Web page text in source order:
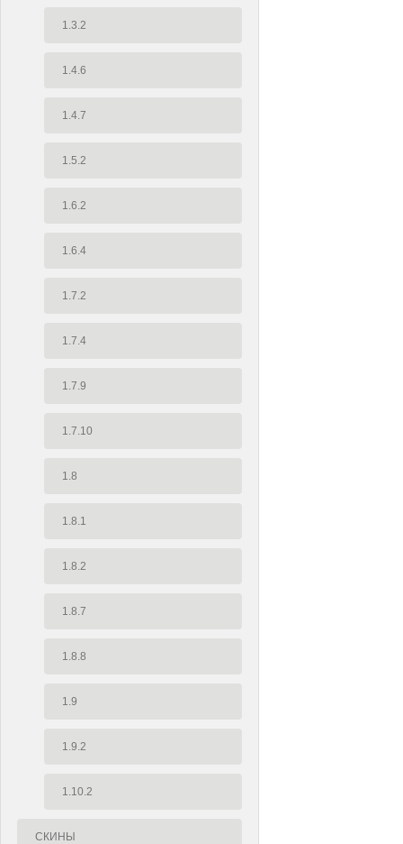
1.3.2
1.4.6
1.4.7
1.5.2
1.6.2
1.6.4
1.7.2
1.7.4
1.7.9
1.7.10
1.8
1.8.1
1.8.2
1.8.7
1.8.8
1.9
1.9.2
1.10.2
СКИНЫ